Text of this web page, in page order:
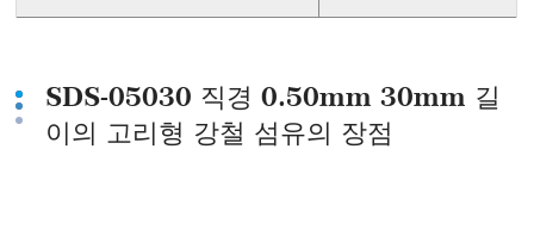
SDS-05030 직경 0.50mm 30mm 길
이의 고리형 강철 섬유의 장점